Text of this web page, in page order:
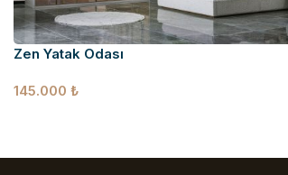
Zen Yatak Odası
145.000 ₺